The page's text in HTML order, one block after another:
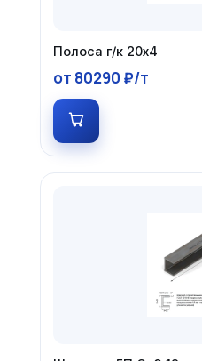
Полоса г/к 20х4
от 80290 ₽/т